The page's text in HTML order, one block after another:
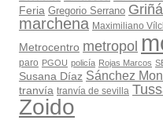
Feria Gregorio Serrano
marchena Maximiliano
Metrocentro metropol
paro PGOU policía Rojas Marcos
Susana Díaz Sánchez
tranvía tranvía de sevilla
Zoido